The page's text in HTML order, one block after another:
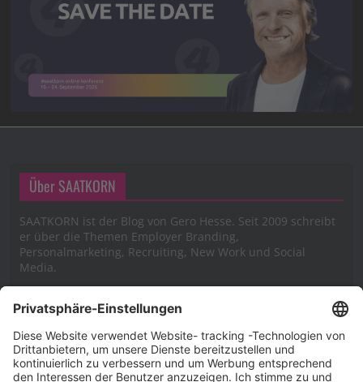
Über SAATKORN
SAATKORN ist der Blog von Gero Hesse. Seit 2009 schreibt
er über die Themen Employer Branding,
Personalmarketing, Recruiting, New Work und Social
Media.
Impressum